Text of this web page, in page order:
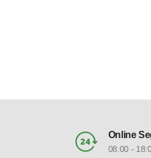
Online
08:00 -